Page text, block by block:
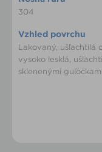
304
Vzhled povrchu
Lakovaný, ušľachtilá
vysoko lesklá,
sklenenými guľôčkami.